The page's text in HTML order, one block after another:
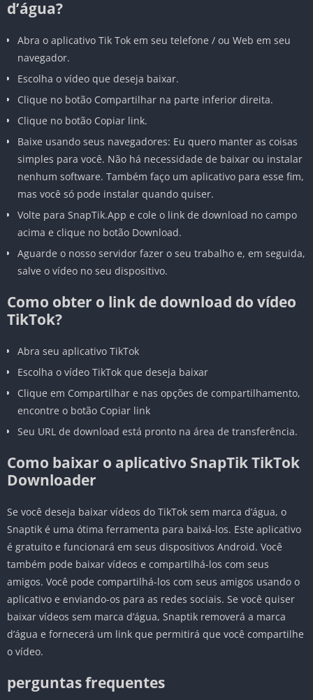
d’água?
Abra o aplicativo Tik Tok em seu telefone / ou Web em seu
navegador.
Escolha o vídeo que deseja baixar.
Clique no botão Compartilhar na parte inferior direita.
Clique no botão Copiar link.
Baixe usando seus navegadores: Eu quero manter as coisas
simples para você. Não há necessidade de baixar ou instalar
nenhum software. Também faço um aplicativo para esse fim,
mas você só pode instalar quando quiser.
Volte para SnapTik.App e cole o link de download no campo
acima e clique no botão Download.
Aguarde o nosso servidor fazer o seu trabalho e, em seguida,
salve o vídeo no seu dispositivo.
Como obter o link de download do vídeo
TikTok?
Abra seu aplicativo TikTok
Escolha o vídeo TikTok que deseja baixar
Clique em Compartilhar e nas opções de compartilhamento,
encontre o botão Copiar link
Seu URL de download está pronto na área de transferência.
Como baixar o aplicativo SnapTik TikTok
Downloader
Se você deseja baixar vídeos do TikTok sem marca d’água, o
Snaptik é uma ótima ferramenta para baixá-los. Este aplicativo
é gratuito e funcionará em seus dispositivos Android. Você
também pode baixar vídeos e compartilhá-los com seus
amigos. Você pode compartilhá-los com seus amigos usando o
aplicativo e enviando-os para as redes sociais. Se você quiser
baixar vídeos sem marca d’água, Snaptik removerá a marca
d’água e fornecerá um link que permitirá que você compartilhe
o vídeo.
perguntas frequentes